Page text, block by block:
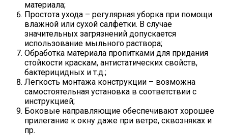
материала;
Простота ухода – регулярная уборка при помощи
влажной или сухой салфетки. В случае
значительных загрязнений допускается
использование мыльного раствора;
Обработка материала пропитками для придания
стойкости краскам, антистатических свойств,
бактерицидных и т.д.;
Легкость монтажа конструкции – возможна
самостоятельная установка в соответствии с
инструкцией;
Боковые направляющие обеспечивают хорошее
прилегание к окну даже при ветре, сквозняках и
пр.